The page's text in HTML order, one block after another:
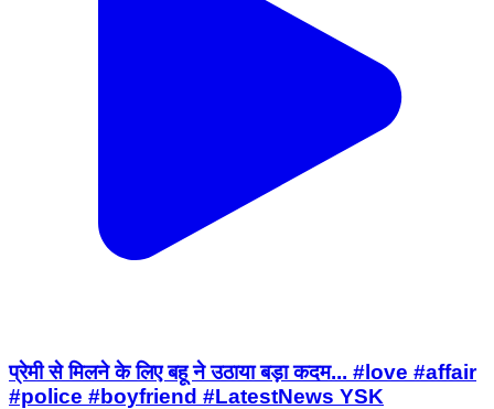
प्रेमी से मिलने के लिए बहू ने उठाया बड़ा कदम... #love #affair
#police #boyfriend #LatestNews YSK